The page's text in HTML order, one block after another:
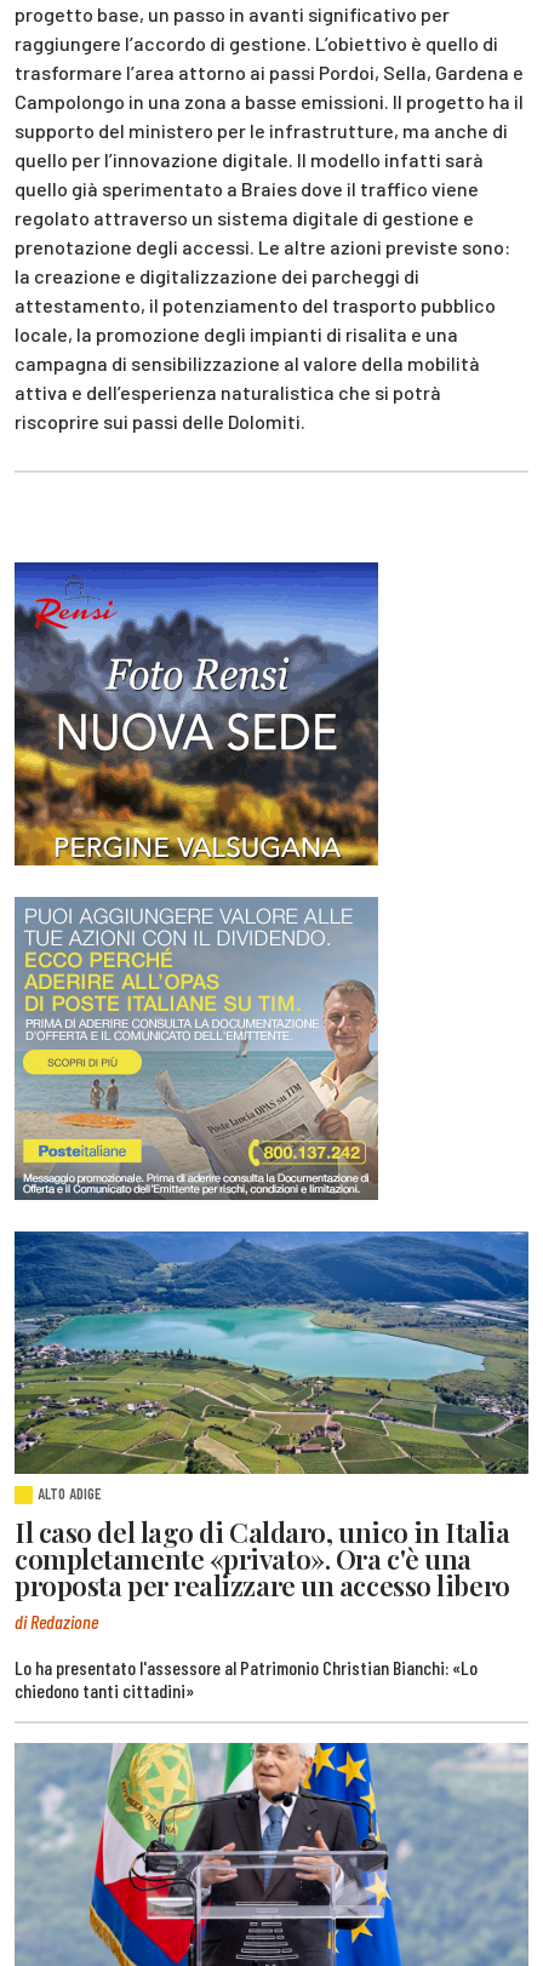
progetto base, un passo in avanti significativo per
raggiungere l’accordo di gestione. L’obiettivo è quello di
trasformare l’area attorno ai passi Pordoi, Sella, Gardena e
Campolongo in una zona a basse emissioni. Il progetto ha il
supporto del ministero per le infrastrutture, ma anche di
quello per l’innovazione digitale. Il modello infatti sarà
quello già sperimentato a Braies dove il traffico viene
regolato attraverso un sistema digitale di gestione e
prenotazione degli accessi. Le altre azioni previste sono:
la creazione e digitalizzazione dei parcheggi di
attestamento, il potenziamento del trasporto pubblico
locale, la promozione degli impianti di risalita e una
campagna di sensibilizzazione al valore della mobilità
attiva e dell’esperienza naturalistica che si potrà
riscoprire sui passi delle Dolomiti.
ALTO ADIGE
Il caso del lago di Caldaro, unico in Italia
completamente «privato». Ora c'è una
proposta per realizzare un accesso libero
di Redazione
Lo ha presentato l'assessore al Patrimonio Christian Bianchi: «Lo
chiedono tanti cittadini»